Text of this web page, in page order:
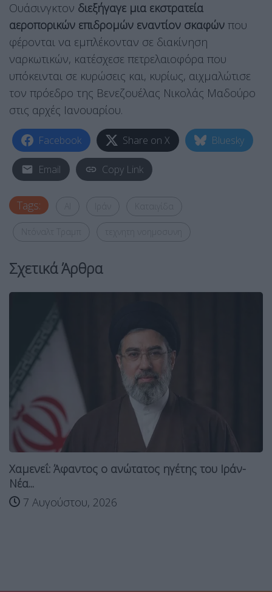
Ουάσινγκτον διεξήγαγε μια εκστρατεία
αεροπορικών επιδρομών εναντίον σκαφών που
φέρονται να εμπλέκονταν σε διακίνηση
ναρκωτικών, κατέσχεσε πετρελαιοφόρα που
υπόκεινται σε κυρώσεις και, κυρίως, αιχμαλώτισε
τον πρόεδρο της Βενεζουέλας Νικολάς Μαδούρο
στις αρχές Ιανουαρίου.
Facebook Share on X Bluesky
Email Copy Link
Tags:
Σχετικά Άρθρα
Χαμενεΐ: Άφαντος ο ανώτατος ηγέτης του Ιράν-
Νέα...
7 Αυγούστου, 2026